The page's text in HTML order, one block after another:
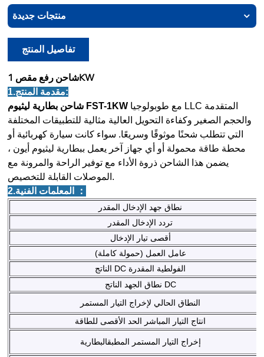
منتجات جديدة
تفاصيل المنتج
شاحن رفع مقص 1KW
1.مقدمة المنتج:
شاحن بطارية ليثيوم FST-1KW
والحجم الصغير وكفاءة التحويل العالية مثالية للتطبيقات المختلفة
التي تتطلب شحنًا موثوقًا وسريعًا. سواء كانت سيارة كهربائية أو
محطة طاقة محمولة أو أي جهاز آخر يعمل ببطارية ليثيوم أيون ،
يضمن هذا الشاحن ذروة الأداء مع توفير الراحة والمرونة مع
الموصلات القابلة للتخصيص.
2.المعلمات الفنية ：
نطاق جهد الإدخال المقدر
تردد الإدخال المقدر
أقصى تيار الإدخال
عامل العمل (حمولة كاملة)
الناتج DC الفولطية المقدرة
نطاق الجهد الناتج DC
النطاق الحالي لإخراج التيار المستمر
انتاج التيار المباشر الحد الأقصى للطاقة
إخراج التيار المستمر المطبقالبطارية